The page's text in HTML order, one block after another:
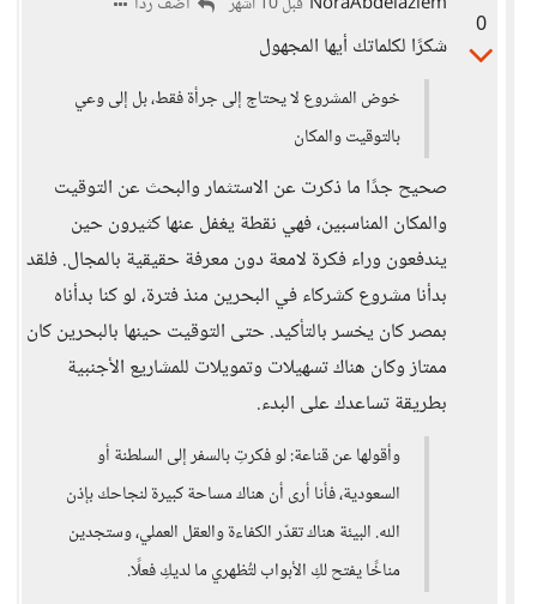
0
شكرًا لكلماتك أيها المجهول
خوض المشروع لا يحتاج إلى جرأة فقط، بل إلى وعي
بالتوقيت والمكان
صحيح جدًا ما ذكرت عن الاستثمار والبحث عن التوقيت
والمكان المناسبين، فهي نقطة يغفل عنها كثيرون حين
يندفعون وراء فكرة لامعة دون معرفة حقيقية بالمجال. فلقد
بدأنا مشروع كشركاء في البحرين منذ فترة، لو كنا بدأناه
بمصر كان يخسر بالتأكيد. حتى التوقيت حينها بالبحرين كان
ممتاز وكان هناك تسهيلات وتمويلات للمشاريع الأجنبية
بطريقة تساعدك على البدء.
وأقولها عن قناعة: لو فكرتِ بالسفر إلى السلطنة أو
السعودية، فأنا أرى أن هناك مساحة كبيرة لنجاحك بإذن
الله. البيئة هناك تقدّر الكفاءة والعقل العملي، وستجدين
مناخًا يفتح لكِ الأبواب لتُظهري ما لديكِ فعلًا.